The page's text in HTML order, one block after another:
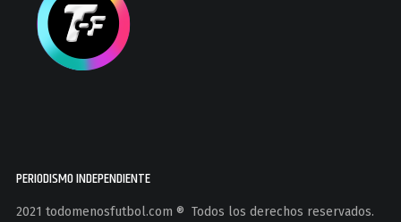
PERIODISMO INDEPENDIENTE
2021 todomenosfutbol.com ®️ Todos los derechos reservados.